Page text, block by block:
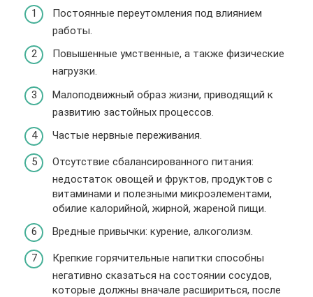
Постоянные переутомления под влиянием
работы.
Повышенные умственные, а также физические
нагрузки.
Малоподвижный образ жизни, приводящий к
развитию застойных процессов.
Частые нервные переживания.
Отсутствие сбалансированного питания:
недостаток овощей и фруктов, продуктов с
витаминами и полезными микроэлементами,
обилие калорийной, жирной, жареной пищи.
Вредные привычки: курение, алкоголизм.
Крепкие горячительные напитки способны
негативно сказаться на состоянии сосудов,
которые должны вначале расшириться, после